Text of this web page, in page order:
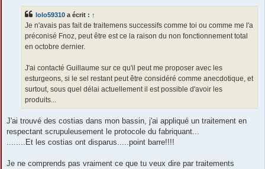
lolo59310 a écrit : ↑
Je n'avais pas fait de traitemens successifs comme toi ou comme me l'a
préconisé Fnoz, peut être est ce la raison du non fonctionnement total
en octobre dernier.
J'ai contacté Guillaume sur ce qu'il peut me proposer avec les
esturgeons, si le sel restant peut être considéré comme anecdotique, et
surtout, sous quel délai actuellement il est possible d'avoir les
produits...
J'ai trouvé des costias dans mon bassin, j'ai appliqué un traitement en
respectant scrupuleusement le protocole du fabriquant...
........Et les costias ont disparus.....point barre!!!!
Je ne comprends pas vraiment ce que tu veux dire par traitements